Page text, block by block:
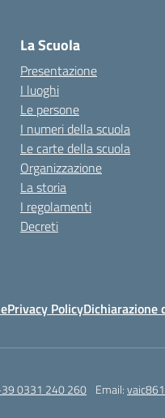
La Scuola
Presentazione
I luoghi
Le persone
I numeri della scuola
Le carte della scuola
Organizzazione
La storia
I regolamenti
Decreti
Privacy PolicyDichiarazione
0331 240 260 Email: